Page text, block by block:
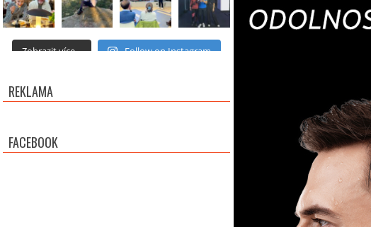
Zobrazit více... Follow on Instagram
REKLAMA
FACEBOOK